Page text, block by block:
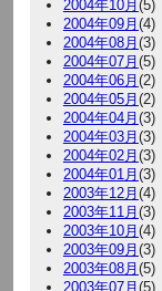
2004年10月 (5)
2004年09月 (4)
2004年08月 (3)
2004年07月 (5)
2004年06月 (2)
2004年05月 (2)
2004年04月 (3)
2004年03月 (3)
2004年02月 (3)
2004年01月 (3)
2003年12月 (4)
2003年11月 (3)
2003年10月 (4)
2003年09月 (3)
2003年08月 (5)
2003年07月 (5)